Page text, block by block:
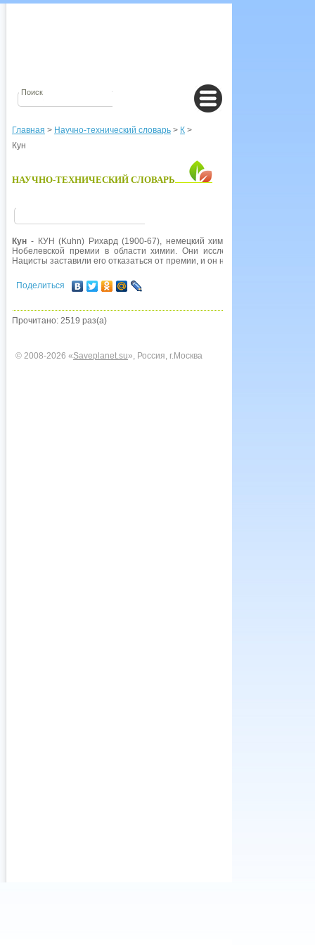
Главная > Научно-технический словарь > К >
Кун
НАУЧНО-ТЕХНИЧЕСКИЙ СЛОВАРЬ
Кун - КУН (Kuhn) Рихард (1900-67), немецкий химик. В 1938 г.
Нобелевской премии в области химии. Они исследовали
Нацисты заставили его отказаться от премии, и он не получал ее до
Поделиться
Прочитано: 2519 раз(а)
© 2008-2026 «Saveplanet.su», Россия, г.Москва